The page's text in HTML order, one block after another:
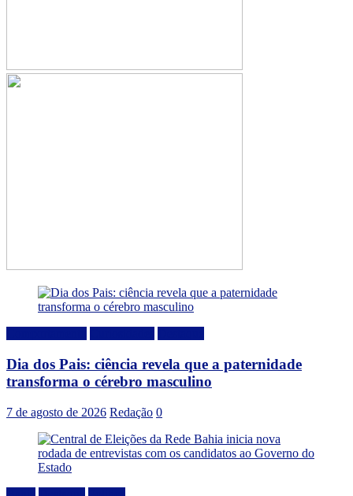
Dia dos Pais: ciência revela que a paternidade
transforma o cérebro masculino
7 de agosto de 2026 Redação 0